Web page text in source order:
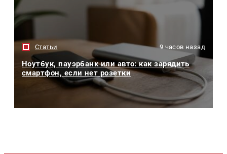
Статьи 9 часов назад
Ноутбук, пауэрбанк или авто: как зарядить
смартфон, если нет розетки